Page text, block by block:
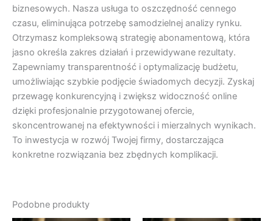
biznesowych. Nasza usługa to oszczędność cennego
czasu, eliminująca potrzebę samodzielnej analizy rynku.
Otrzymasz kompleksową strategię abonamentową, która
jasno określa zakres działań i przewidywane rezultaty.
Zapewniamy transparentność i optymalizację budżetu,
umożliwiając szybkie podjęcie świadomych decyzji. Zyskaj
przewagę konkurencyjną i zwiększ widoczność online
dzięki profesjonalnie przygotowanej ofercie,
skoncentrowanej na efektywności i mierzalnych wynikach.
To inwestycja w rozwój Twojej firmy, dostarczająca
konkretne rozwiązania bez zbędnych komplikacji.
Podobne produkty